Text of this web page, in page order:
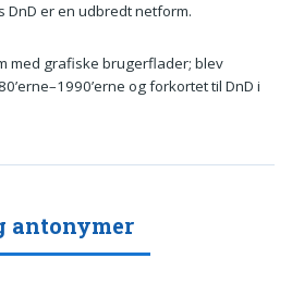
DnD er en udbredt netform.
med grafiske brugerflader; blev
og forkortet til DnD i
antonymer